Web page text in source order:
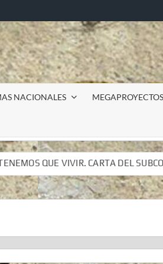
NACIONALES MEGAPROYECTOS
CARTA DEL SUBCOMANDANTE
CARTA DEL SUBCOMANDANTE